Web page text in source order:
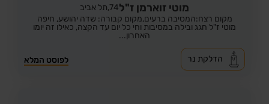
מוטי זוארמן ז"ל74, תל אביב
מקום רצח:המסיבה ברעים,מקום קבורה: שדה יהושע, חיפה
מוטי ז"ל חגג ובילה במסיבות וחי כל יום עד הקצה, כאילו זה יומו
האחרון...
לפוסט המלא הדלקת נר